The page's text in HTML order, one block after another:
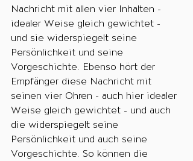
Nachricht mit allen vier Inhalten -
idealer Weise gleich gewichtet -
und sie widerspiegelt seine
Persönlichkeit und seine
Vorgeschichte. Ebenso hört der
Empfänger diese Nachricht mit
seinen vier Ohren - auch hier idealer
Weise gleich gewichtet - und auch
die widerspiegelt seine
Persönlichkeit und auch seine
Vorgeschichte. So können die